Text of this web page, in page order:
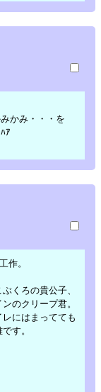
かみ・・・を
ｱ
作。
くろの貴公子、
ンのクリープ君。
レにはまってても
す。